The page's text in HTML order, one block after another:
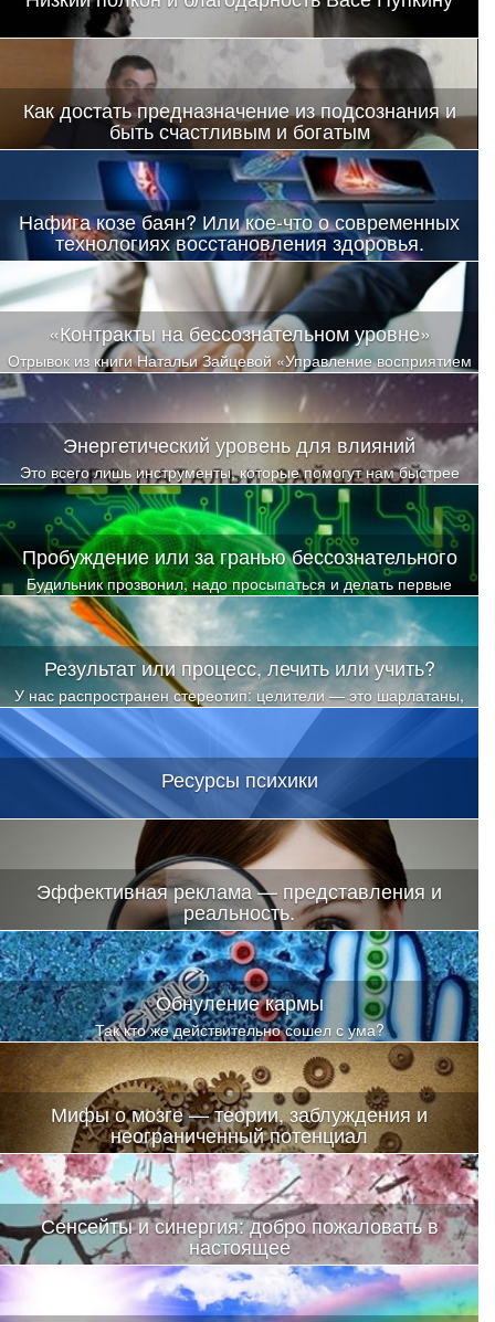
Как достать предназначение из подсознания и
быть счастливым и богатым
Нафига козе баян? Или кое-что о современных
технологиях восстановления здоровья.
«Контракты на бессознательном уровне»
Отрывок из книги Натальи Зайцевой «Управление восприятием
Книга 2 «Контракты на бессознательном уровне»
Энергетический уровень для влияний
Это всего лишь инструменты, которые помогут нам быстрее
проявлять результат в нашей жизни
Пробуждение или за гранью бессознательного
Будильник прозвонил, надо просыпаться и делать первые
осознанные шаги. С чего начать?
Результат или процесс, лечить или учить?
У нас распространен стереотип: целители — это шарлатаны,
они не лечат. Лечат врачи.
Ресурсы психики
Эффективная реклама — представления и
реальность.
Рекламу можно считать эффективной, «когда звонит телефон»
Обнуление кармы
Так кто же действительно сошел с ума?
Мифы о мозге — теории, заблуждения и
неограниченный потенциал
О последних открытиях и наработках в этой области знают
далеко не все
Сенсейты и синергия: добро пожаловать в
настоящее